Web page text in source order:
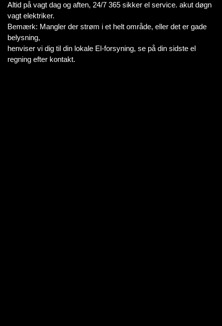
Altid på vagt dag og aften, 24/7 365 sikker el service. akut døgn
vagt elektriker.
Bemærk: Mangler der strøm i et helt område, eller det er gade
belysning,
henviser vi dig til din lokale El-forsyning, se på din sidste el
regning efter kontakt.